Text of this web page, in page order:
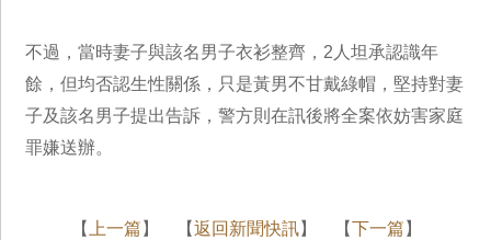
不過，當時妻子與該名男子衣衫整齊，2人坦承認識年
餘，但均否認生性關係，只是黃男不甘戴綠帽，堅持對妻
子及該名男子提出告訴，警方則在訊後將全案依妨害家庭
罪嫌送辦。
【 上一篇 】 【返回新聞快訊】 【下一篇 】